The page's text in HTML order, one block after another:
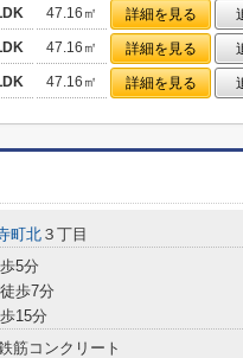
47.16㎡ 詳細を見る
47.16㎡ 詳細を見る
47.16㎡ 詳細を見る
町北 ３丁目
5分
歩7分
15分
筋コンクリート